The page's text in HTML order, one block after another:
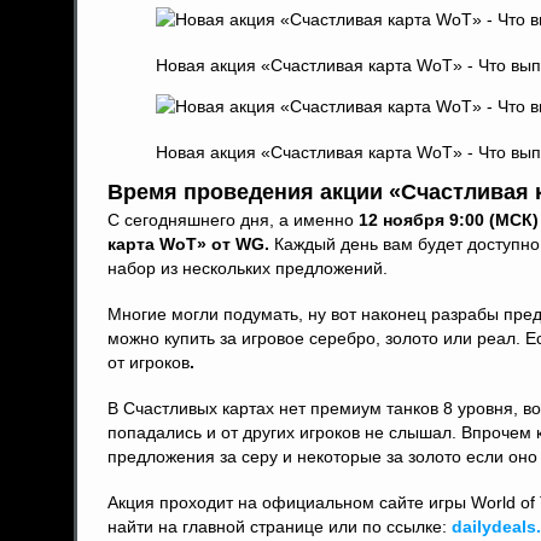
Новая акция «Счастливая карта WoT» - Что
Новая акция «Счастливая карта WoT» - Что
Время проведения акции «Счастливая
С сегодняшнего дня, а именно 12 ноября 9:00 (МСК)
карта WoT» от WG. Каждый день вам будет
набор из нескольких предложений.
Многие могли подумать, ну вот наконец разрабы
можно купить за игровое серебро, золото или реал.
от игроков.
В Счастливых картах нет премиум танков 8 уровня,
попадались и от других игроков не слышал.
предложения за серу и некоторые за золото если оно
Акция проходит на официальном сайте игры World
найти на главной странице или по ссылке: